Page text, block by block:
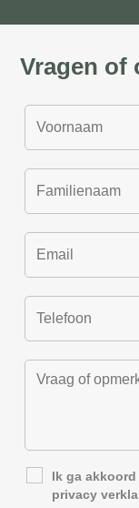
Vragen of
Ik ga
privacy